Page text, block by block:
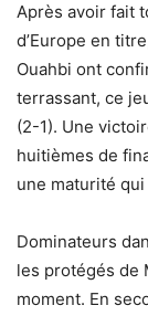
Après avoir fait
d’Europe en
Ouahbi ont
terrassant, ce
(2-1). Une
huitièmes de
une maturité
Dominateurs
les protégés de
moment. En